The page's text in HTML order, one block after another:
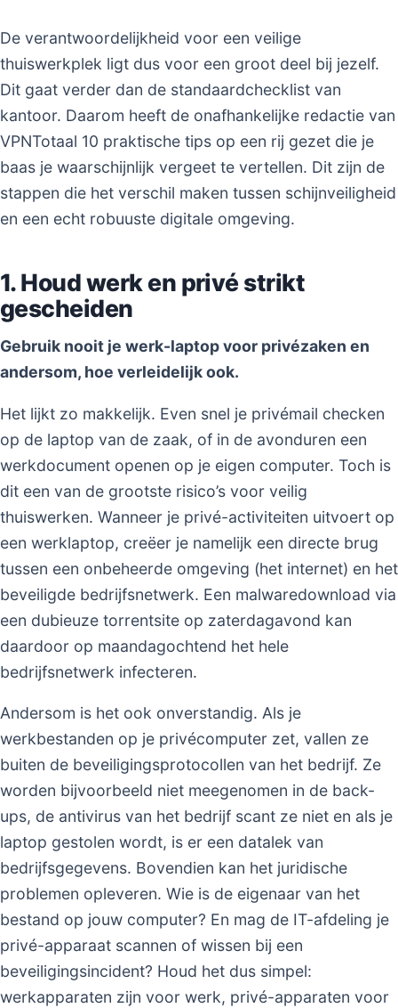
De verantwoordelijkheid voor een veilige
thuiswerkplek ligt dus voor een groot deel bij jezelf.
Dit gaat verder dan de standaardchecklist van
kantoor. Daarom heeft de onafhankelijke redactie van
VPNTotaal 10 praktische tips op een rij gezet die je
baas je waarschijnlijk vergeet te vertellen. Dit zijn de
stappen die het verschil maken tussen schijnveiligheid
en een echt robuuste digitale omgeving.
1. Houd werk en privé strikt
gescheiden
Gebruik nooit je werk-laptop voor privézaken en
andersom, hoe verleidelijk ook.
Het lijkt zo makkelijk. Even snel je privémail checken
op de laptop van de zaak, of in de avonduren een
werkdocument openen op je eigen computer. Toch is
dit een van de grootste risico’s voor veilig
thuiswerken. Wanneer je privé-activiteiten uitvoert op
een werklaptop, creëer je namelijk een directe brug
tussen een onbeheerde omgeving (het internet) en het
beveiligde bedrijfsnetwerk. Een malwaredownload via
een dubieuze torrentsite op zaterdagavond kan
daardoor op maandagochtend het hele
bedrijfsnetwerk infecteren.
Andersom is het ook onverstandig. Als je
werkbestanden op je privécomputer zet, vallen ze
buiten de beveiligingsprotocollen van het bedrijf. Ze
worden bijvoorbeeld niet meegenomen in de back-
ups, de antivirus van het bedrijf scant ze niet en als je
laptop gestolen wordt, is er een datalek van
bedrijfsgegevens. Bovendien kan het juridische
problemen opleveren. Wie is de eigenaar van het
bestand op jouw computer? En mag de IT-afdeling je
privé-apparaat scannen of wissen bij een
beveiligingsincident? Houd het dus simpel:
werkapparaten zijn voor werk, privé-apparaten voor